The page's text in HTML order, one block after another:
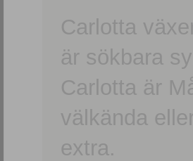
Carlotta
är sökbara
Carlotta är
välkända
extra.